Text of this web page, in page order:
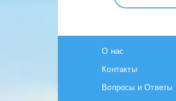
О нас
Контакты
Вопросы и Ответы